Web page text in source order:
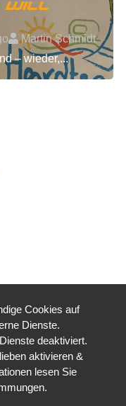
will
Martin Schmidt
– wieder,...
Cookies auf
Dienste.
deaktiviert.
aktivieren &
lesen Sie